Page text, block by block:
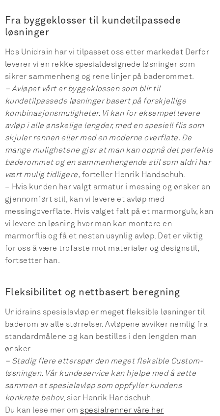
Fra byggeklosser til kundetilpassede
løsninger
Hos Unidrain har vi tilpasset oss etter markedet Derfor
leverer vi en rekke spesialdesignede løsninger som
sikrer sammenheng og rene linjer på baderommet.
– Avløpet vårt er byggeklossen som blir til
kundetilpassede løsninger basert på forskjellige
kombinasjonsmuligheter. Vi kan for eksempel levere
avløp i alle ønskelige lengder, med en spesiell flis som
skjuler rennen eller med en moderne overflate. De
mange mulighetene gjør at man kan oppnå det perfekte
baderommet og en sammenhengende stil som aldri har
vært mulig tidligere, forteller Henrik Handschuh.
– Hvis kunden har valgt armatur i messing og ønsker en
gjennomført stil, kan vi levere et avløp med
messingoverflate. Hvis valget falt på et marmorgulv, kan
vi levere en løsning hvor man kan montere en
marmorflis og få et nesten usynlig avløp. Det er viktig
for oss å være trofaste mot materialer og designstil,
fortsetter han.
Fleksibilitet og nettbasert beregning
Unidrains spesialavløp er meget fleksible løsninger til
baderom av alle størrelser. Avløpene avviker nemlig fra
standardmålene og kan bestilles i den lengden man
ønsker.
– Stadig flere etterspør den meget fleksible Custom-
løsningen. Vår kundeservice kan hjelpe med å sette
sammen et spesialavløp som oppfyller kundens
konkrete behov, sier Henrik Handschuh.
Du kan lese mer om spesialrenner våre her